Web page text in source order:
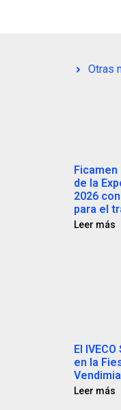
Otras
Ficamen
de la
2026
para el
Leer más
El
en la
Leer más